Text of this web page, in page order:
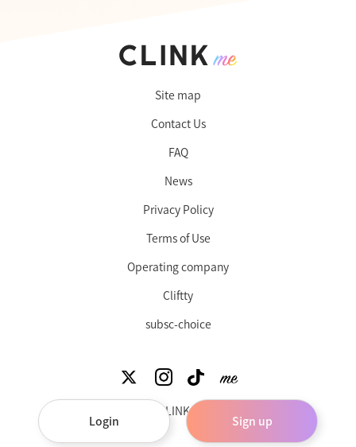
Login Sign up
Site map
Contact Us
FAQ
News
Privacy Policy
Terms of Use
Operating company
Cliftty
subsc-choice
©︎ CLINK Inc.